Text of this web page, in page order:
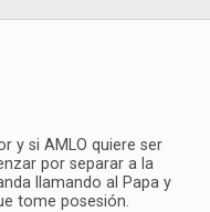
y si AMLO quiere ser
por separar a la
llamando al Papa y
tome posesión.